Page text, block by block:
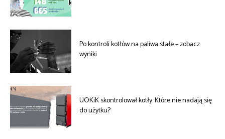
Po kontroli kotłów na paliwa stałe – zobacz
wyniki
UOKiK skontrolował kotły. Które nie nadają się
do użytku?